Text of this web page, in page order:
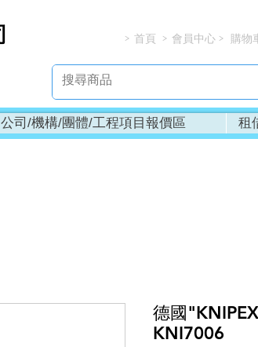
> > >
首頁 會員中心 購物
公司/機構/團體/工程項目報價區 租
德國
KNI7006